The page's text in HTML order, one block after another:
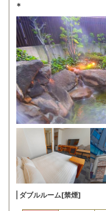
*
ダブルルーム[禁煙]